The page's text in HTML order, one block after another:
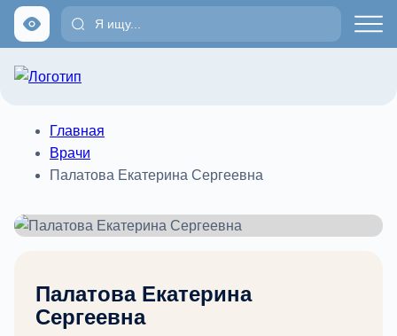
Главная
Врачи
Палатова Екатерина Сергеевна
Палатова Екатерина
Сергеевна